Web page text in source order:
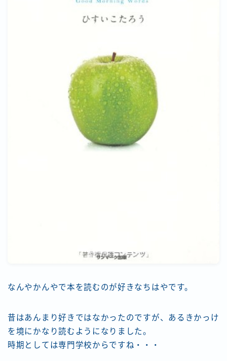
なんやかんやで本を読むのが好きなちはやです。
昔はあんまり好きではなかったのですが、あるきかっけ
を境にかなり読むようになりました。
時期としては専門学校からですね・・・